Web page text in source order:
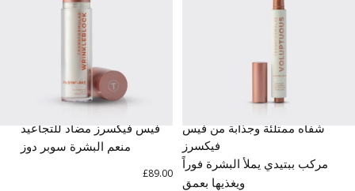
شفاه ممتلئة وجذابة من فيس
فيكسرز
مركب ببتيدي يملأ البشرة فوراً
ويغذيها بعمق
فيس فيكسرز مضاد للتجاعيد
منعم البشرة سوبر دوز
£89.00